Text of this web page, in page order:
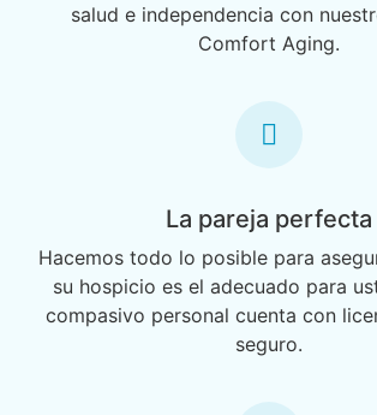
salud e independencia con
Comfort Aging.
La pareja perfecta
Hacemos todo lo posible para
su hospicio es el adecuado para
compasivo personal cuenta con
seguro.